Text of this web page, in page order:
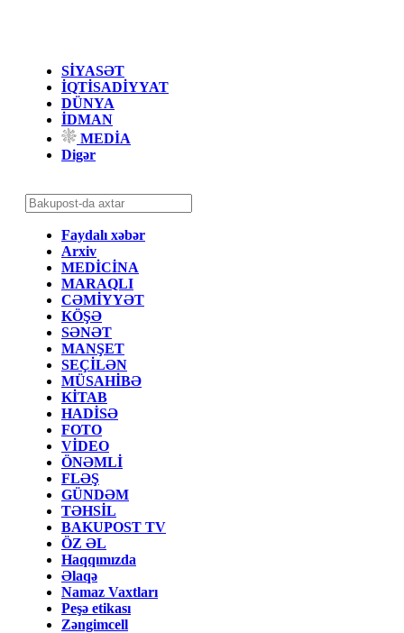
SİYASƏT
İQTİSADİYYAT
DÜNYA
İDMAN
MEDİA
Digər
Faydalı xəbər
Arxiv
MEDİCİNA
MARAQLI
CƏMİYYƏT
KÖŞƏ
SƏNƏT
MANŞET
SEÇİLƏN
MÜSAHİBƏ
KİTAB
HADİSƏ
FOTO
VİDEO
ÖNƏMLİ
FLƏŞ
GÜNDƏM
TƏHSİL
BAKUPOST TV
ÖZ ƏL
Haqqımızda
Əlaqə
Namaz Vaxtları
Peşə etikası
Zəngimcell